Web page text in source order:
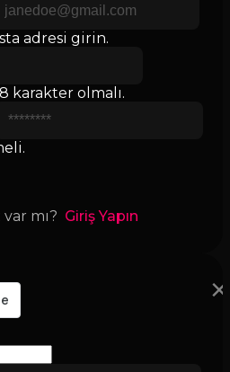
adresi girin.
karakter olmalı.
mı? Giriş Yapın
×